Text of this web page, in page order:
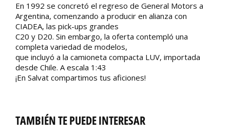
En 1992 se concretó el regreso de General Motors a
Argentina, comenzando a producir en alianza con
CIADEA, las pick-ups grandes
C20 y D20. Sin embargo, la oferta contempló una
completa variedad de modelos,
que incluyó a la camioneta compacta LUV, importada
desde Chile. A escala 1:43
¡En Salvat compartimos tus aficiones!
TAMBIÉN TE PUEDE INTERESAR